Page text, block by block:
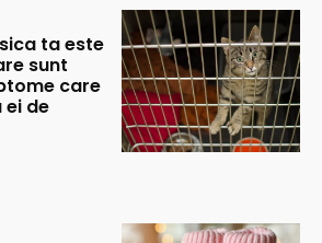
ta este
sunt
care
de